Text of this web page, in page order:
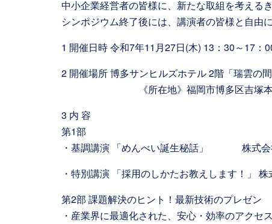
中小企業経営者の皆様に、新たな取組を考える
シンポジウム終了後には、講演者の皆様と自由
1 開催日時 令和7年11月27日(木) 13：30～17：
2 開催場所 博多サンヒルズホテル 2階「瑞雲の間
《所在地》福岡市博多区吉塚本町
3 内 容
第1部
・基調講演 「めんべい誕生秘話」 株式
・特別講演 「採用のしかたお教えします
第2部 課題解決のヒント！最新技術のプレゼン
・産業界に最適化された、安心・効率のア